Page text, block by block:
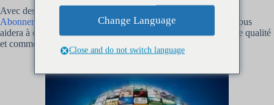
Avec des milliers de
Abonnement IPTV
peut paraître écrasant. Ce guide complet vous
aidera à comprendre ce qu’il faut rechercher dans un service de qualité
et comment choisir celui qui convient le mieux à vos besoins.
Change Language
Close and do not switch language